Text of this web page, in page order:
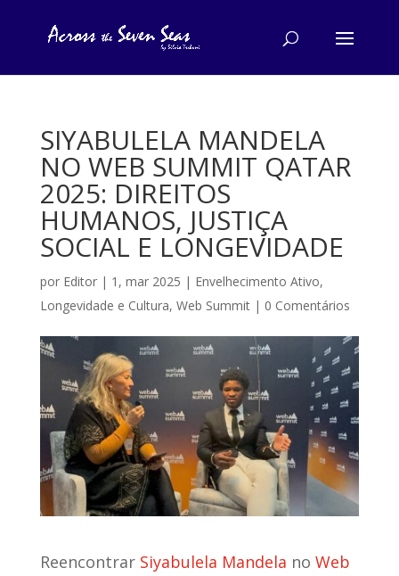
SIYABULELA MANDELA
NO WEB SUMMIT QATAR
2025: DIREITOS
HUMANOS, JUSTIÇA
SOCIAL E LONGEVIDADE
por Editor| 1, mar 2025 | Envelhecimento Ativo,
Longevidade e Cultura, Web Summit| 0 Comentários
ReencontrarSiyabulela Mandela no Web